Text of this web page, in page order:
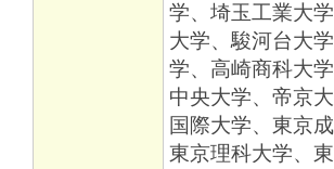
学、埼玉工業大
大学、駿河台大
学、高崎商科大
中央大学、帝京
国際大学、東京
東京理科大学、